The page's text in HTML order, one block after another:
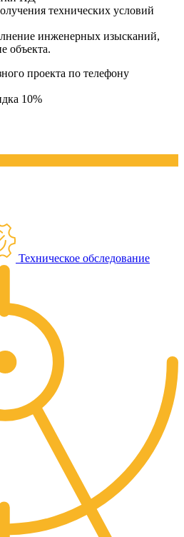
технических условий
инженерных изысканий,
объекта.
проекта по телефону
10%
Техническое обследование